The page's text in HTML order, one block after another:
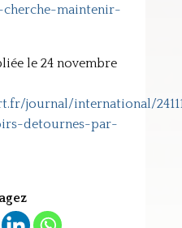
maintenir-
le 24 novembre
journal/international/
detournes-par-